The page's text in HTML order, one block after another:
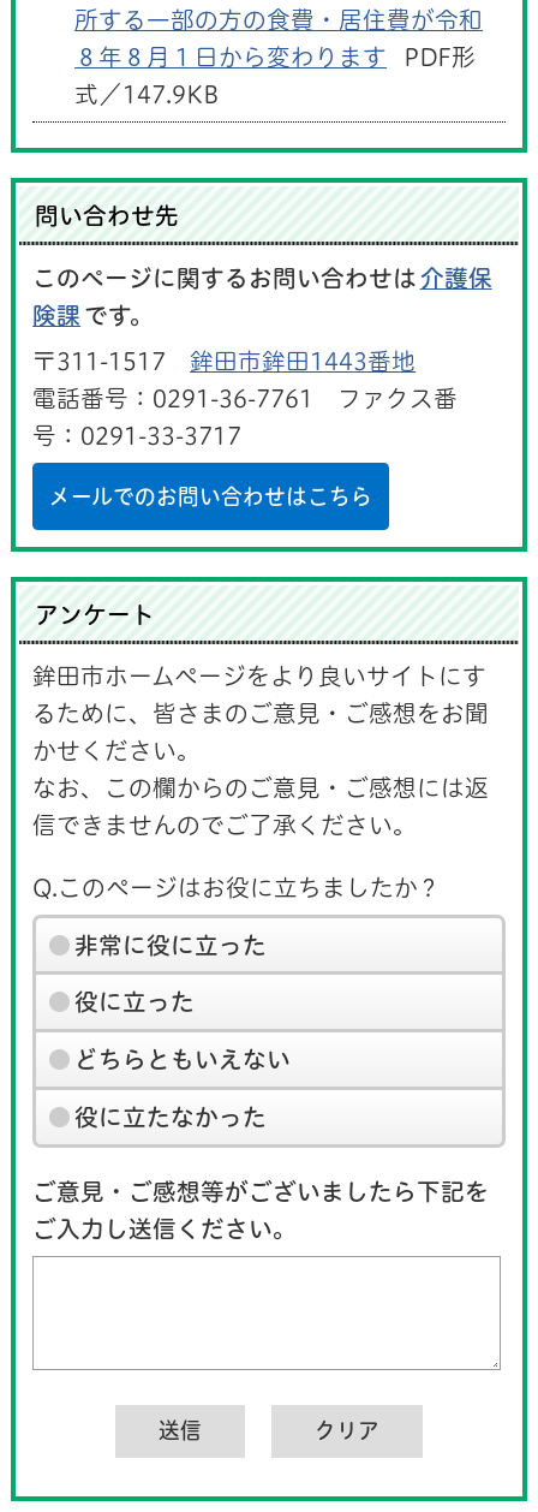
所する一部の方の食費・居住費が令和
８年８月１日から変わります
PDF形
式／147.9KB
問い合わせ先
このページに関するお問い合わせは 介護保
険課 です。
〒311-1517 鉾田市鉾田1443番地
電話番号：0291-36-7761 ファクス番
号：0291-33-3717
メールでのお問い合わせはこちら
アンケート
鉾田市ホームページをより良いサイトにす
るために、皆さまのご意見・ご感想をお聞
かせください。
なお、この欄からのご意見・ご感想には返
信できませんのでご了承ください。
Q.このページはお役に立ちましたか？
非常に役に立った
役に立った
どちらともいえない
役に立たなかった
ご意見・ご感想等がございましたら下記を
ご入力し送信ください。